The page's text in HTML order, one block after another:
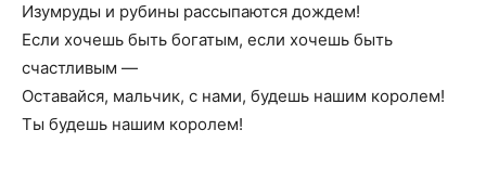
Изумруды и рубины рассыпаются дождем!
Если хочешь быть богатым, если хочешь быть
счастливым —
Оставайся, мальчик, с нами, будешь нашим королем!
Ты будешь нашим королем!